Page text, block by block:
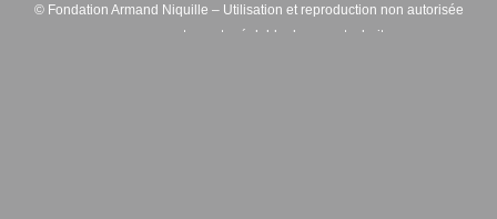
© Fondation Armand Niquille – Utilisation et reproduction non autorisée
sans consentement préalable des ayants droits